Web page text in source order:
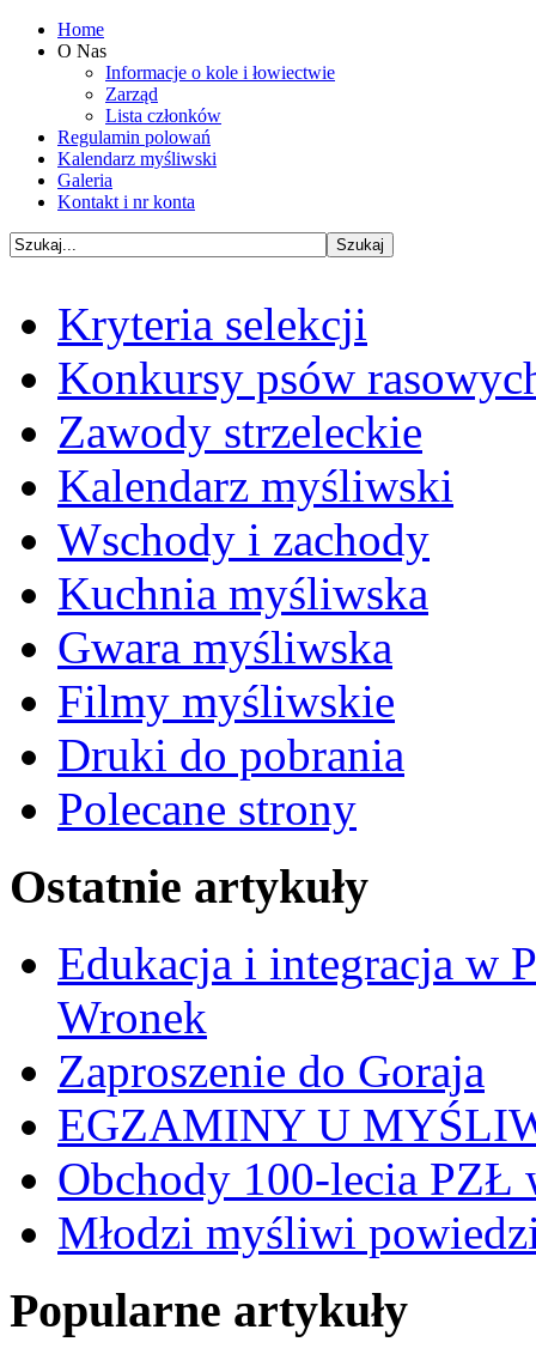
Home
O Nas
Informacje o kole i łowiectwie
Zarząd
Lista członków
Regulamin polowań
Kalendarz myśliwski
Galeria
Kontakt i nr konta
Kryteria selekcji
Konkursy psów
Zawody strzeleckie
Kalendarz myśliwski
Wschody i zachody
Kuchnia myśliwska
Gwara myśliwska
Filmy myśliwskie
Druki do pobrania
Polecane strony
Ostatnie artykuły
Edukacja i integracja w
Wronek
Zaproszenie do Goraja
EGZAMINY U
Obchody 100-lecia PZŁ
Młodzi myśliwi
Popularne artykuły